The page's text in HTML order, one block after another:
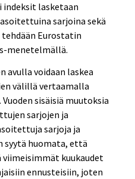
indeksit lasketaan
sarjoina sekä
Eurostatin
menetelmällä.
avulla voidaan laskea
välillä vertaamalla
sisäisiä muutoksia
sarjojen ja
sarjoja ja
syytä huomata, että
kuukaudet
ennusteisiin, joten